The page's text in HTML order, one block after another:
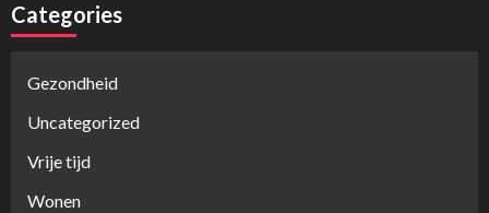
Categories
Gezondheid
Uncategorized
Vrije tijd
Wonen